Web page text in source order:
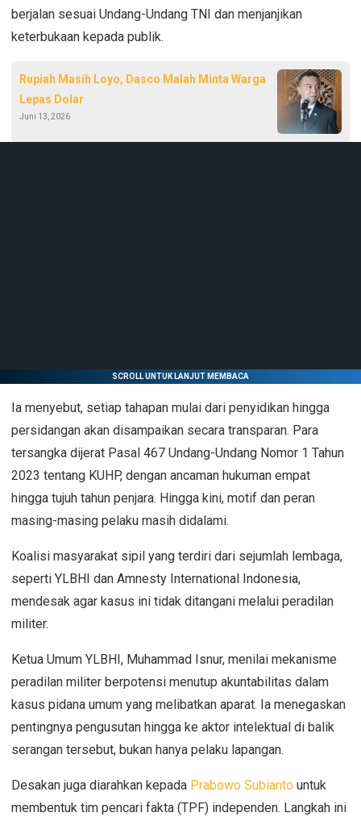
berjalan sesuai Undang-Undang TNI dan menjanjikan
keterbukaan kepada publik.
Rupiah Masih Loyo, Dasco Malah Minta Warga
Lepas Dolar
Juni 13, 2026
SCROLL UNTUK LANJUT MEMBACA
Ia menyebut, setiap tahapan mulai dari penyidikan hingga
persidangan akan disampaikan secara transparan. Para
tersangka dijerat Pasal 467 Undang-Undang Nomor 1 Tahun
2023 tentang KUHP, dengan ancaman hukuman empat
hingga tujuh tahun penjara. Hingga kini, motif dan peran
masing-masing pelaku masih didalami.
Koalisi masyarakat sipil yang terdiri dari sejumlah lembaga,
seperti YLBHI dan Amnesty International Indonesia,
mendesak agar kasus ini tidak ditangani melalui peradilan
militer.
Ketua Umum YLBHI, Muhammad Isnur, menilai mekanisme
peradilan militer berpotensi menutup akuntabilitas dalam
kasus pidana umum yang melibatkan aparat. Ia menegaskan
pentingnya pengusutan hingga ke aktor intelektual di balik
serangan tersebut, bukan hanya pelaku lapangan.
Desakan juga diarahkan kepada Prabowo Subianto untuk
membentuk tim pencari fakta (TPF) independen. Langkah ini